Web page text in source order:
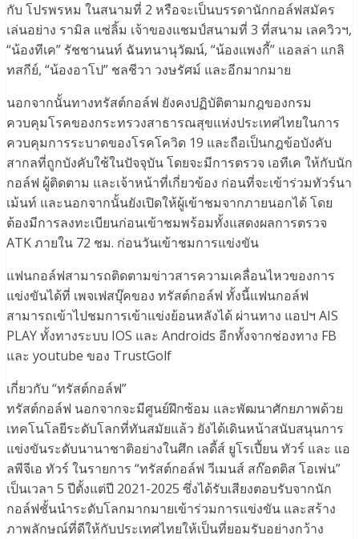
กับ โปรพรหม ในสนามที่ 2 หรือจะเป็นบรรดานักกอล์ฟสมัคร
เล่นอย่าง รามิล แซ่ลิ้ม เจ้าของแชมป์สนามที่ 3 ที่สนาม เลควิวฯ,
“น้องทีเค” รัชชานนท์ ฉันทนานุวัฒน์, “น้องแพงกี้” แอลล่า แกลิ
ทสกีย์, “น้องอาโป” ชลชีวา วงษรัศม์ และอีกมากมาย
นอกจากนั้นทางทรัสต์กอล์ฟ ยังคงปฏิบัติตามกฎของกรม
ควบคุมโรคของกระทรวงสาธารณสุขแห่งประเทศไทยในการ
ควบคุมการระบาดของโรคโควิด 19 และถือเป็นกฎข้อบังคับ
สากลที่ถูกบังคับใช้ในปัจจุบัน โดยจะมีการตรวจ เอทีเค ให้กับนัก
กอล์ฟ ผู้ติดตาม และเจ้าหน้าที่เกี่ยวข้อง ก่อนที่จะเข้าร่วมทัวร์นา
เม้นท์ และนอกจากนั้นยังเปิดให้ผู้เข้าชมจากภายนอกได้ โดย
ต้องมีการลงทะเบียนก่อนเข้าชมพร้อมทั้งแสดงผลการตรวจ
ATK ภายใน 72 ชม. ก่อนวันเข้าชมการแข่งขัน
แฟนกอล์ฟสามารถติดตามข่าวสารความเคลื่อนไหวของการ
แข่งขันได้ที่ เพจเฟสบุ๊คของ ทรัสต์กอล์ฟ ทั้งนี้แฟนกอล์ฟ
สามารถเข้าไปชมการเข้าแข่งย้อนหลังได้ ผ่านทาง แอปฯ AIS
PLAY ทั้งทางระบบ IOS และ Androids อีกทั้งจากช่องทาง FB
และ youtube ของ TrustGolf
เกี่ยวกับ “ทรัสต์กอล์ฟ”
ทรัสต์กอล์ฟ นอกจากจะมีศูนย์ฝึกซ้อม และพัฒนาศักยภาพด้วย
เทคโนโลยีระดับโลกที่ทันสมัยแล้ว ยังได้เดินหน้าสนับสนุนการ
แข่งขันระดับนานาชาติอย่างในศึก เลดี้ส์ ยูโรเปี้ยน ทัวร์ และ แอ
ลพีจีเอ ทัวร์ ในรายการ “ทรัสต์กอล์ฟ วีเมนส์ สก๊อตติส โอเพ่น”
เป็นเวลา 5 ปีตั้งแต่ปี 2021-2025 ซึ่งได้รับเสียงตอบรับจากนัก
กอล์ฟชั้นนำระดับโลกมากมายเข้าร่วมการแข่งขัน และสร้าง
ภาพลักษณ์ที่ดีให้กับประเทศไทยให้เป็นที่ยอมรับอย่างกว้าง